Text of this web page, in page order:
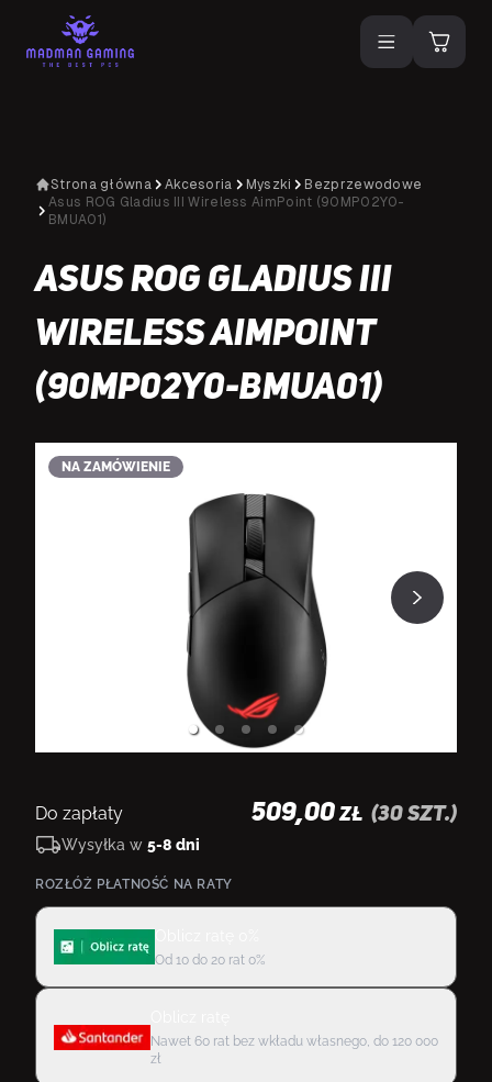
Strona główna Akcesoria Myszki
Bezprzewodowe
Asus ROG Gladius III Wireless AimPoint (90MP02Y0-
BMUA01)
Asus ROG Gladius III
Wireless AimPoint
(90MP02Y0-BMUA01)
NA ZAMÓWIENIE
Do zapłaty 509,00 ZŁ (30 szt.)
Wysyłka w 5-8 dni
ROZŁÓŻ PŁATNOŚĆ NA RATY
Od 10 do 20 rat 0%
Nawet 60 rat bez wkładu własnego, do 120 000
zł